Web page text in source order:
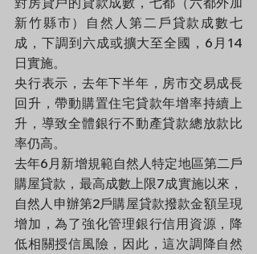
新竹縣市）自然人第二戶貸款成數七
成，下調到六成或擴大至全國，6月14
日實施。
央行表示，去年下半年，房市交易成長
回升，帶動購置住宅貸款年增率持續上
升，導致全體銀行不動產貸款總放款比
率仍高。
去年6月新增規範自然人特定地區第二戶
購屋貸款，最高成數上限7成實施以來，
自然人申辦第2戶購屋貸款撥款金額呈現
增加，為了強化管理銀行信用資源，降
低相關授信風險，因此，這次調降自然